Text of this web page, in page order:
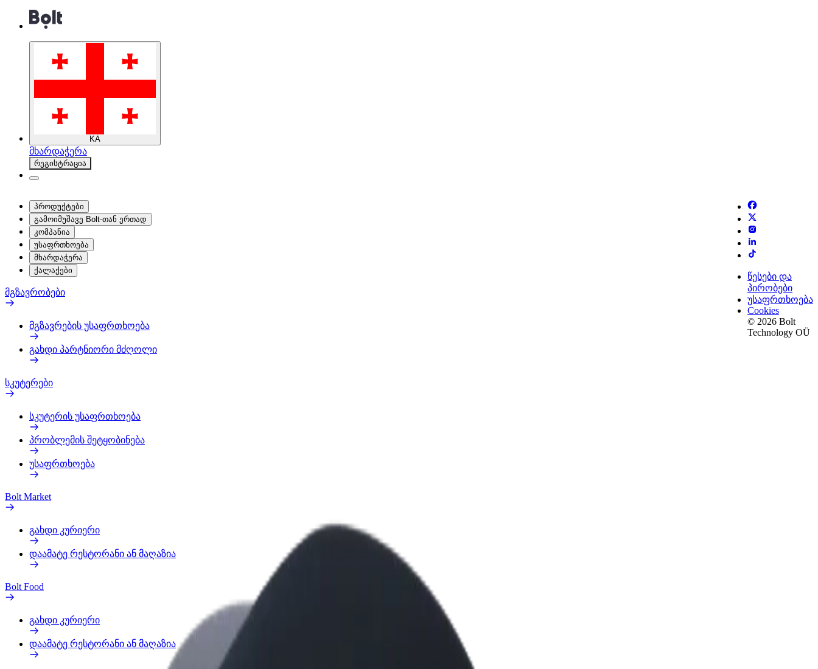
KA
მხარდაჭერა
რეგისტრაცია
პროდუქტები
გამოიმუშავე Bolt-თან ერთად
კომპანია
უსაფრთხოება
მხარდაჭერა
ქალაქები
მგზავრობები
მგზავრების უსაფრთხოება
გახდი პარტნიორი მძღოლი
სკუტერები
სკუტერის უსაფრთხოება
პრობლემის შეტყობინება
უსაფრთხოება
Bolt Market
გახდი კურიერი
დაამატე რესტორანი ან მაღაზია
Bolt Food
გახდი კურიერი
დაამატე რესტორანი ან მაღაზია
წესები და
პირობები
უსაფრთხოება
Cookies
© 2026 Bolt
Technology OÜ